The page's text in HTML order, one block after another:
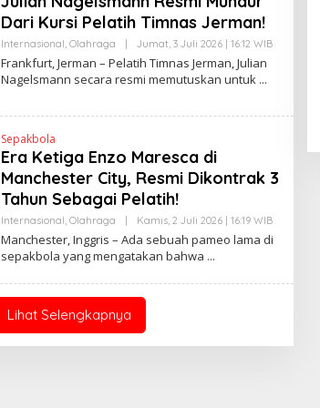
N
W
S
L
K
Dari Kursi Pelatih Timnas Jerman!
Internasional, Olahraga Jumat, 3 Juli 2026 | 16:12 WIBO
N
N
E
L
I
N
Frankfurt, Jerman – Pelatih Timnas Jerman, Julian
Nagelsmann secara resmi memutuskan untuk
Sepakbola
Era Ketiga Enzo Maresca di
Manchester City, Resmi Dikontrak 3
Tahun Sebagai Pelatih!
Internasional, Olahraga Kamis, 2 Juli 2026 | 16:19 WIBO
L
E
E
N
Manchester, Inggris – Ada sebuah pameo lama di
sepakbola yang mengatakan bahwa
Lihat Selengkapnya
Pendaftaran Istana Dibuka,
Warga Berebut Kuota
Di Daerah, Nasional |
Rabu, 5 Agustus 2026 |